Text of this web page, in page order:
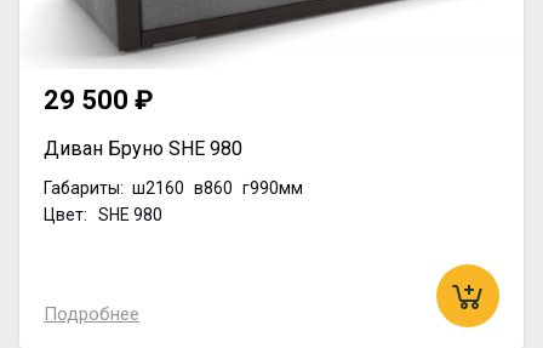
29 500 ₽
Диван Бруно SHE 980
Габариты: ш2160 в860 г990мм
Цвет: SHE 980
Подробнее